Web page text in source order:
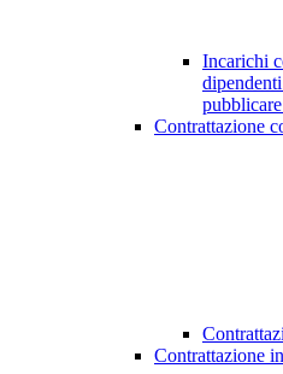
Incarichi
Contrattazione
Contrattazione